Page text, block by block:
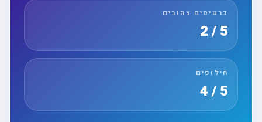
כרטיסים צהובים
חילופים